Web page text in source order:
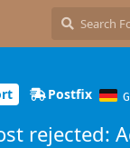
Postfix
rejected: